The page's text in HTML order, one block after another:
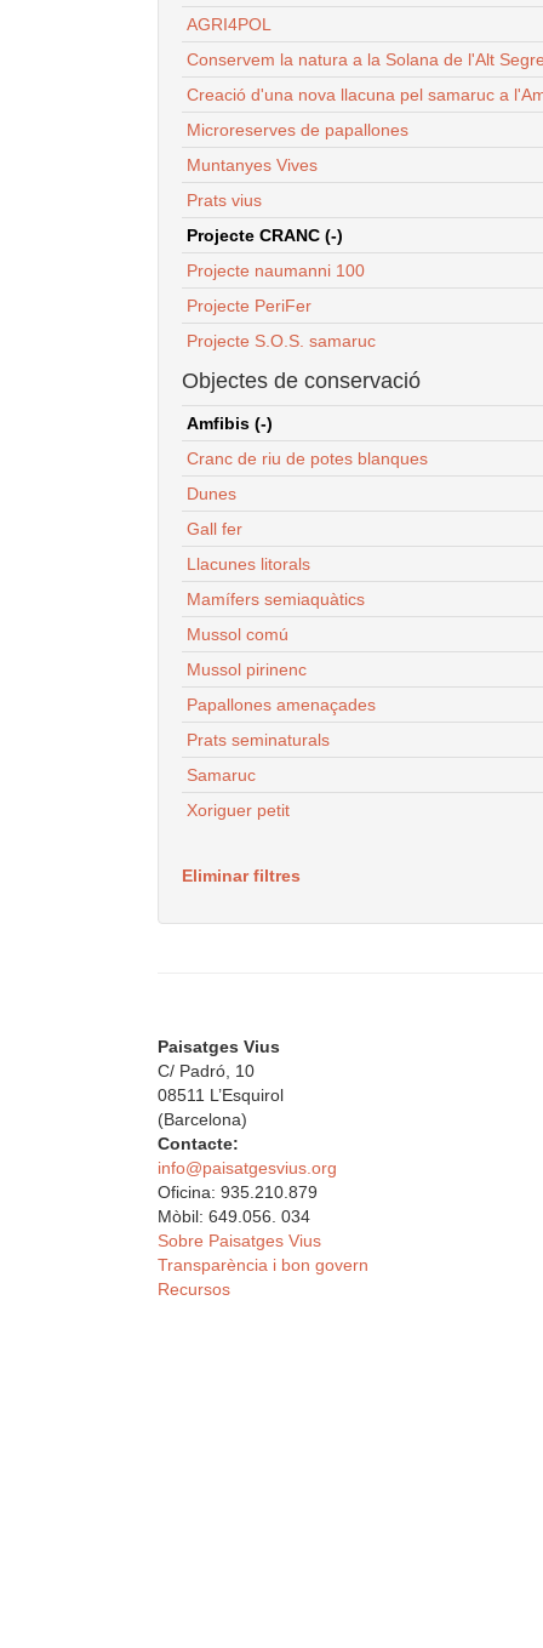
AGRI4POL
Conservem la natura a la Solana de l'Alt
Creació d'una nova llacuna pel samaruc a
Microreserves de papallones
Muntanyes Vives
Prats vius
Projecte CRANC (-)
Projecte naumanni 100
Projecte PeriFer
Projecte S.O.S. samaruc
Objectes de conservació
Amfibis (-)
Cranc de riu de potes blanques
Dunes
Gall fer
Llacunes litorals
Mamífers semiaquàtics
Mussol comú
Mussol pirinenc
Papallones amenaçades
Prats seminaturals
Samaruc
Xoriguer petit
Eliminar filtres
Paisatges Vius
C/ Padró, 10
08511 L’Esquirol
(Barcelona)
Contacte:
info@paisatgesvius.org
Oficina: 935.210.879
Mòbil: 649.056. 034
Sobre Paisatges Vius
Transparència i bon govern
Recursos